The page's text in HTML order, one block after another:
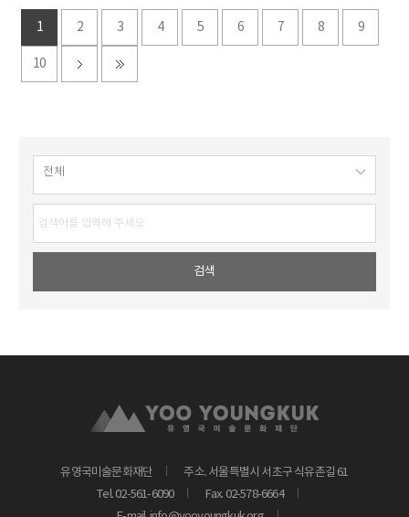
1 2 3 4 5 6 7 8 9
10
유영국미술문화재단
주소. 서울특별시 서초구 식유촌길 61
Tel. 02-561-6090
Fax. 02-578-6664